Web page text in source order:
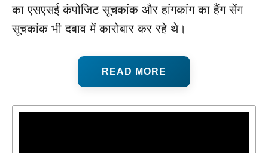
का एसएसई कंपोजिट सूचकांक और हांगकांग का हैंग सेंग
सूचकांक भी दबाव में कारोबार कर रहे थे।
READ MORE